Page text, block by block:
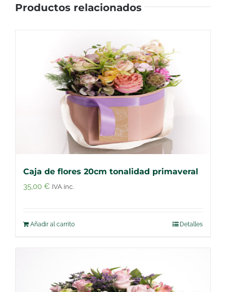
Productos relacionados
Caja de flores 20cm tonalidad primaveral
35,00 € IVA inc.
Añadir al carrito Detalles